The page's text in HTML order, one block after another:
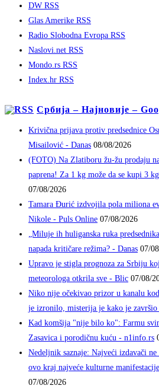
DW RSS
Glas Amerike RSS
Radio Slobodna Evropa RSS
Naslovi.net RSS
Mondo.rs RSS
Index.hr RSS
Србија – Најновије –
Krivična prijava protiv predsednice
Misailović - Danas 08/08/2026
(FOTO) Na Zlatiboru žu-žu prodaju
paprena! Za 1 kg može da se kupi 3
07/08/2026
Tamara Đurić izdvojila pola miliona
Nikole - Puls Online 07/08/2026
„Miluje ih huliganska ruka
napada kritičare režima? - Danas 07/
Upravo je stigla prognoza za Srbiju
meteorologa otkrila sve - Blic 07/08/
Niko nije očekivao prizor u kanalu
je izronilo, misterija je kako je
Kad komšija "nije bilo ko": Farmu
Zasavica i porodičnu kuću - n1info.rs
Nedeljnik saznaje: Najveći izdavači
ovo kraj najveće kulturne
07/08/2026